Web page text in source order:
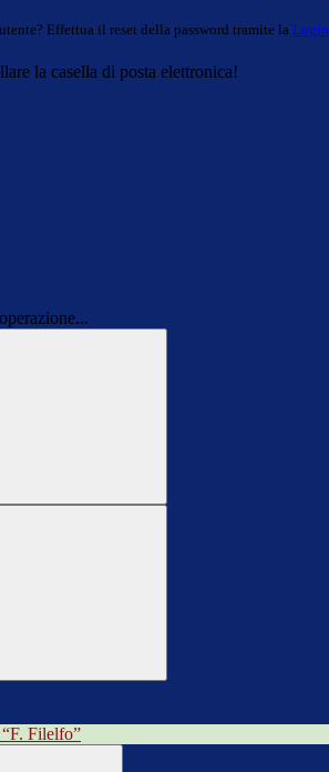
Effettua il reset della password tramite la
la casella di posta elettronica!